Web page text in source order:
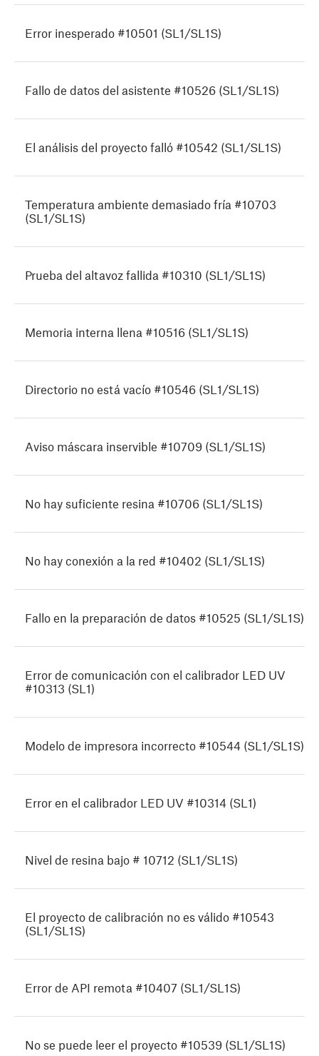
Error inesperado #10501 (SL1/SL1S)
Fallo de datos del asistente #10526 (SL1/SL1S)
El análisis del proyecto falló #10542 (SL1/SL1S)
Temperatura ambiente demasiado fría #10703
(SL1/SL1S)
Prueba del altavoz fallida #10310 (SL1/SL1S)
Memoria interna llena #10516 (SL1/SL1S)
Directorio no está vacío #10546 (SL1/SL1S)
Aviso máscara inservible #10709 (SL1/SL1S)
No hay suficiente resina #10706 (SL1/SL1S)
No hay conexión a la red #10402 (SL1/SL1S)
Fallo en la preparación de datos #10525 (SL1/SL1S)
Error de comunicación con el calibrador LED UV
#10313 (SL1)
Modelo de impresora incorrecto #10544 (SL1/SL1S)
Error en el calibrador LED UV #10314 (SL1)
Nivel de resina bajo # 10712 (SL1/SL1S)
El proyecto de calibración no es válido #10543
(SL1/SL1S)
Error de API remota #10407 (SL1/SL1S)
No se puede leer el proyecto #10539 (SL1/SL1S)